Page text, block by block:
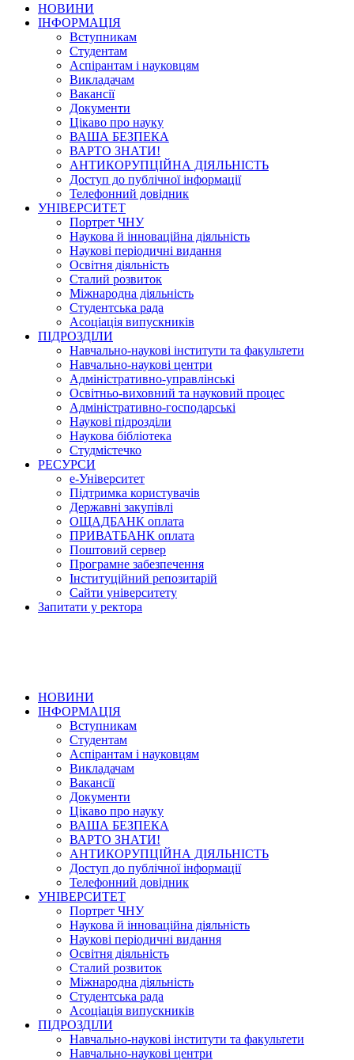
НОВИНИ
ІНФОРМАЦІЯ
Вступникам
Студентам
Аспірантам і науковцям
Викладачам
Вакансії
Документи
Цікаво про науку
ВАША БЕЗПЕКА
ВАРТО ЗНАТИ!
АНТИКОРУПЦІЙНА ДІЯЛЬНІСТЬ
Доступ до публічної інформації
Телефонний довідник
УНІВЕРСИТЕТ
Портрет ЧНУ
Наукова й інноваційна діяльність
Наукові періодичні видання
Освітня діяльність
Сталий розвиток
Міжнародна діяльність
Студентська рада
Асоціація випускників
ПІДРОЗДІЛИ
Навчально-наукові інститути та факультети
Навчально-наукові центри
Адміністративно-управлінські
Освітньо-виховний та науковий процес
Адміністративно-господарські
Наукові підрозділи
Наукова бібліотека
Студмістечко
РЕСУРСИ
е-Університет
Підтримка користувачів
Державні закупівлі
ОЩАДБАНК оплата
ПРИВАТБАНК оплата
Поштовий сервер
Програмне забезпечення
Інституційний репозитарій
Сайти університету
Запитати у ректора
НОВИНИ
ІНФОРМАЦІЯ
Вступникам
Студентам
Аспірантам і науковцям
Викладачам
Вакансії
Документи
Цікаво про науку
ВАША БЕЗПЕКА
ВАРТО ЗНАТИ!
АНТИКОРУПЦІЙНА ДІЯЛЬНІСТЬ
Доступ до публічної інформації
Телефонний довідник
УНІВЕРСИТЕТ
Портрет ЧНУ
Наукова й інноваційна діяльність
Наукові періодичні видання
Освітня діяльність
Сталий розвиток
Міжнародна діяльність
Студентська рада
Асоціація випускників
ПІДРОЗДІЛИ
Навчально-наукові інститути та факультети
Навчально-наукові центри